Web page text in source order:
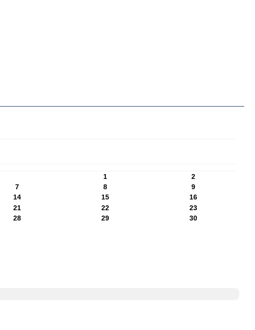
1
2
7 8
9
14 15
16
21 22
23
28 29
30